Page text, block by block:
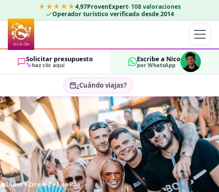
★★★★★4,97ProvenExpert· 108 valoraciones
Operador turístico verificado desde 2014
Solicitar presupuesto
haz clic aquí
Escribe a Nico
por WhatsApp
¿Cuándo viajas?
Seleccionar fechas…
HUÉSPEDES
2 OK
Inicio Zrce A-Z Isla Pag